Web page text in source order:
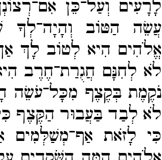
לָרָעִים וְעַל־​כֵּן
עֲשֵׂה הַטּוֹב וְהָיָה־​לְךָ
אֱלֹהִים הִיא לְטוֹב לָךְ
לֹא לְחִנָּם חֲגֻרַת־​חֶרֶב
נֹקֶמֶת בְּקֶצֶף מִכָּל־​עֹשֵׂה
לֹא לְבַד בַּעֲבוּר הַקֶּצֶף
כִּי לָזֹאת אַף־​מְשַׁלְּמִים